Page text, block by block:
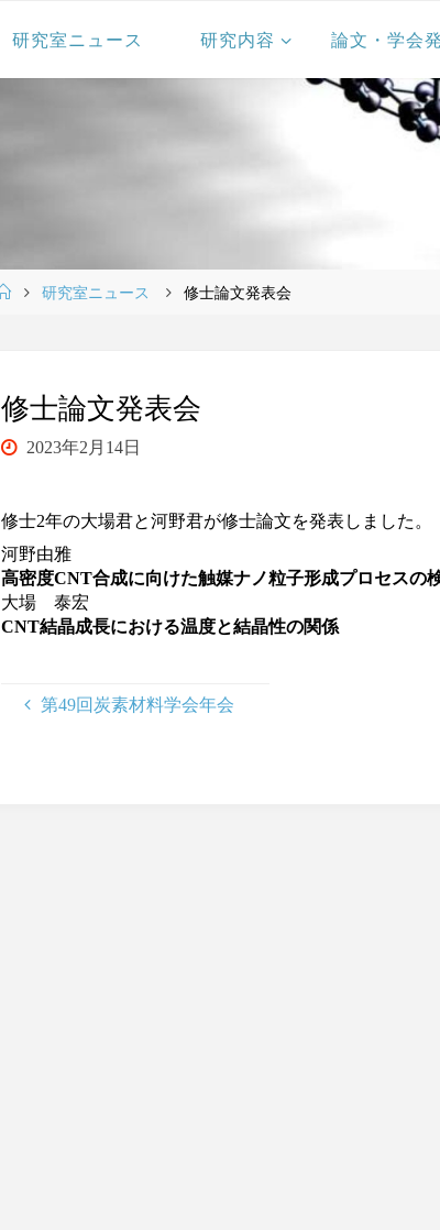
研究室ニュース 研究内容 論文・学会
ホ
研究室ニュース 修士論文発表会
修士論文発表会
2023年2月14日
修士2年の大場君と河野君が修士論文を発表しました。
河野由雅
高密度CNT合成に向けた触媒ナノ粒子形成プロセスの
大場 泰宏
CNT結晶成長における温度と結晶性の関係
第49回炭素材料学会年会